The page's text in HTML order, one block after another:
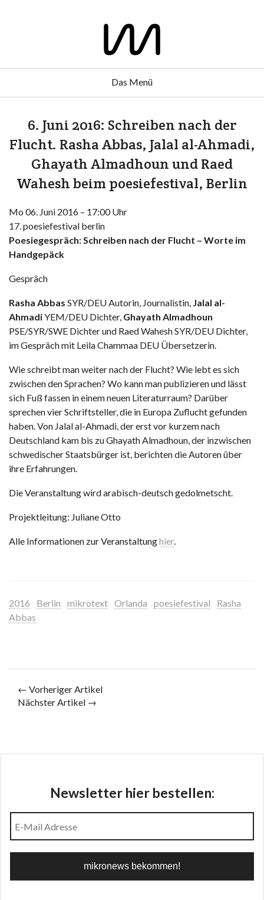
Das Menü
6. Juni 2016: Schreiben nach der
Flucht. Rasha Abbas, Jalal al-Ahmadi,
Ghayath Almadhoun und Raed
Wahesh beim poesiefestival, Berlin
Mo 06. Juni 2016 – 17:00 Uhr
17. poesiefestival berlin
Poesiegespräch: Schreiben nach der Flucht – Worte im
Handgepäck
Gespräch
Rasha Abbas SYR/DEU Autorin, Journalistin, Jalal al-
AhmadiYEM/DEU Dichter, Ghayath Almadhoun
PSE/SYR/SWE Dichter und Raed Wahesh SYR/DEU Dichter,
im Gespräch mit Leila Chammaa DEU Übersetzerin.
Wie schreibt man weiter nach der Flucht? Wie lebt es sich
zwischen den Sprachen? Wo kann man publizieren und lässt
sich Fuß fassen in einem neuen Literaturraum? Darüber
sprechen vier Schriftsteller, die in Europa Zuflucht gefunden
haben. Von Jalal al-Ahmadi, der erst vor kurzem nach
Deutschland kam bis zu Ghayath Almadhoun, der inzwischen
schwedischer Staatsbürger ist, berichten die Autoren über
ihre Erfahrungen.
Die Veranstaltung wird arabisch-deutsch gedolmetscht.
Projektleitung: Juliane Otto
Alle Informationen zur Veranstaltunghier.
2016 Berlin mikrotext Orlanda poesiefestival
Rasha
Abbas
← Vorheriger Artikel
Nächster Artikel →
Newsletter hier bestellen: